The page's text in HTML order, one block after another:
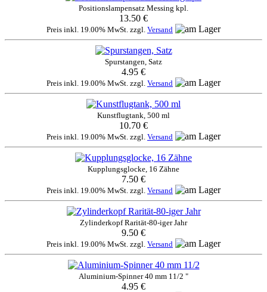
Positionslampensatz Messing kpl.
13.50 €
Preis inkl. 19.00% MwSt. zzgl. Versand
Spurstangen, Satz
4.95 €
Preis inkl. 19.00% MwSt. zzgl. Versand
Kunstflugtank, 500 ml
10.70 €
Preis inkl. 19.00% MwSt. zzgl. Versand
Kupplungsglocke, 16 Zähne
7.50 €
Preis inkl. 19.00% MwSt. zzgl. Versand
Zylinderkopf Rarität-80-iger Jahr
9.50 €
Preis inkl. 19.00% MwSt. zzgl. Versand
Aluminium-Spinner 40 mm 11/2 "
4.95 €